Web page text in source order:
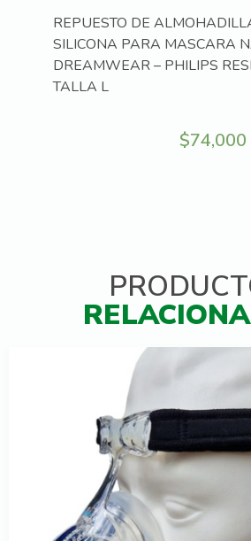
REPUESTO DE
SILICONA PARA MASCARA
DREAMWEAR – PHILIPS
TALLA L
$74,000